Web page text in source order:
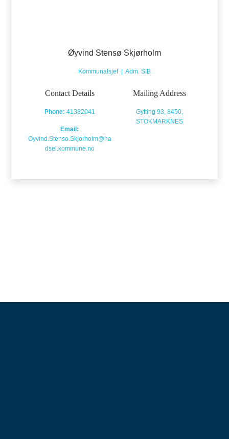
Øyvind Stensø Skjørholm
Kommunalsjef | Adm. SIB
Mailing Address
Gytting 93, 8450,
STOKMARKNES
Contact Details
Phone: 41382041
Email:
Oyvind.Stenso.Skjorholm@ha
dsel.kommune.no